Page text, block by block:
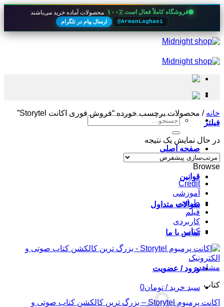
فروشگاه کاملاً فعال است ۱۰۰٪ محصولات آماده خرید می‌باشند
@ArmanLaghaei ارسال پیام در تلگرام
Skip
to
جستجو
صفحه اصلی
قوانین
سوالات متداول
تماس با ما
ورود / عضویت
سبد خرید / تومان0
خانه / محصولات برچسب خورده “فروش فوری اکانت Storytel”
فیلتر
در حال نمایش یک نتیجه
Browse
Credit
آموزشی
طراحی
فیلم
کاربردی
کتاب
مشاهده
کتاب
اکانت پرمیوم Storytel – بزرگ ترین کالکشن کتاب صوتی و